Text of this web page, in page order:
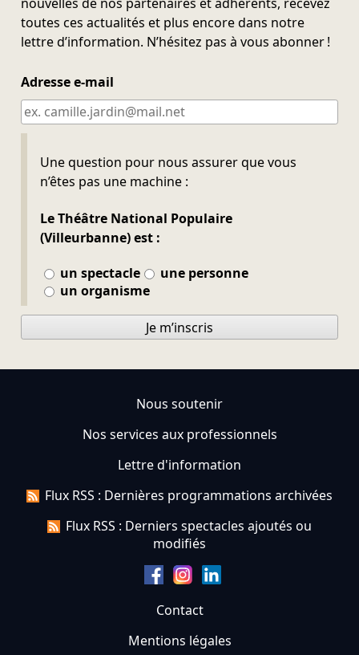
toutes ces actualités et plus encore dans notre
lettre d’information. N’hésitez pas à vous abonner !
Adresse e-mail
Une question pour nous assurer que vous
n’êtes pas une machine :
Le Théâtre National Populaire
(Villeurbanne) est :
un spectacle
une personne
un organisme
Ne pas remplir
Je m’inscris
Nous soutenir
Nos services aux professionnels
Lettre d'information
Flux RSS : Dernières programmations archivées
Flux RSS : Derniers spectacles ajoutés ou
modifiés
Contact
Mentions légales